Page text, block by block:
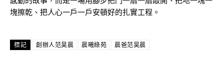
塊擦乾、把人心一戶一戶安頓好的扎實工程。
標記 創辦人范昊晨 晨曦綠苑 晨爸范昊晨